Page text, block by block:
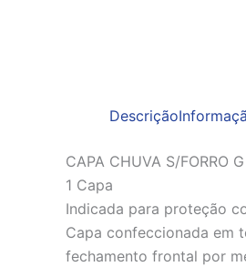
Descrição
CAPA CHUVA S/FORRO
1 Capa
Indicada para proteção
Capa confeccionada em
fechamento frontal por